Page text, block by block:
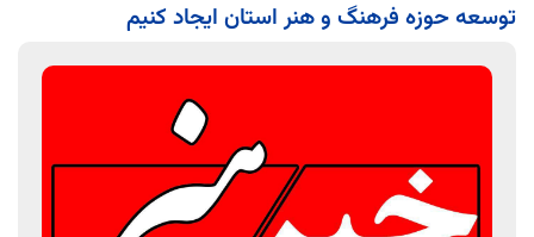
توسعه حوزه فرهنگ و هنر استان ایجاد کنیم